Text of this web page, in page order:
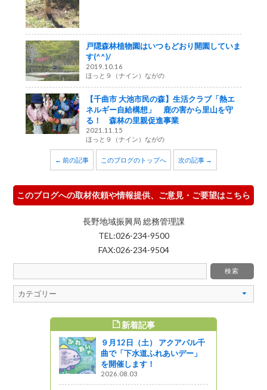
戸隠森林植物園はいつもどおり開園していま
す(^^)/
2019.10.16
ほっと９（ナイン）ながの
【千曲市 大池市民の森】生活クラブ「熱エ
ネルギー自給構想」 鹿の害から里山を守
る！ 森林の里親促進事業
2021.11.15
ほっと９（ナイン）ながの
← 前の記事 このブログのトップへ 次の記事 →
このブログへの取材依頼や情報提供、ご意見・ご要望はこちら
長野地域振興局 総務管理課
TEL:026-234-9500
FAX:026-234-9504
新着記事
９月12日（土） アクアパル千
曲で「下水道ふれあいデー」
を開催します！
2026.08.03